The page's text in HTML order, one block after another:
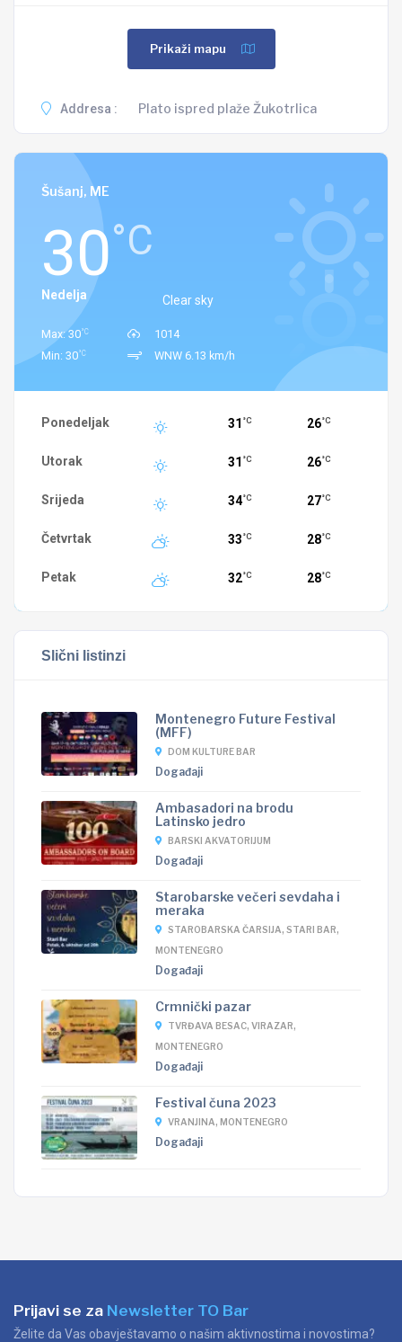
Prikaži mapu
Addresa : Plato ispred plaže Žukotrlica
Šušanj, ME
30°C
Clear sky
Nedelja
Max: 30°C
Min: 30°C
1014
WNW 6.13 km/h
Ponedeljak 31 °C 26°C
Utorak 31 °C 26°C
Srijeda 34°C 27°C
Četvrtak 33 °C 28°C
Petak 32°C 28°C
Slični listinzi
Montenegro Future Festival
(MFF)
DOM KULTURE BAR
Događaji
Ambasadori na brodu
Latinsko jedro
BARSKI AKVATORIJUM
Događaji
Starobarske večeri sevdaha i
meraka
STAROBARSKA ČARSIJA, STARI BAR,
MONTENEGRO
Događaji
Crmnički pazar
TVRĐAVA BESAC, VIRAZAR,
MONTENEGRO
Događaji
Festival čuna 2023
VRANJINA, MONTENEGRO
Događaji
Prijavi se za Newsletter TO Bar
Želite da Vas obavještavamo o našim aktivnostima i novostima?